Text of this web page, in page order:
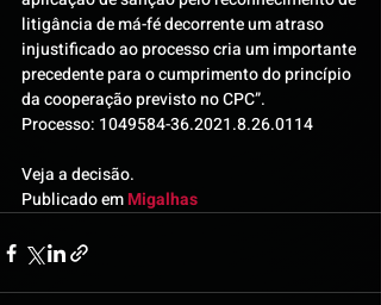
litigância de má-fé decorrente um atraso
injustificado ao processo cria um importante
precedente para o cumprimento do princípio
da cooperação previsto no CPC”.
Processo: 1049584-36.2021.8.26.0114
Veja a decisão.
Publicado em Migalhas